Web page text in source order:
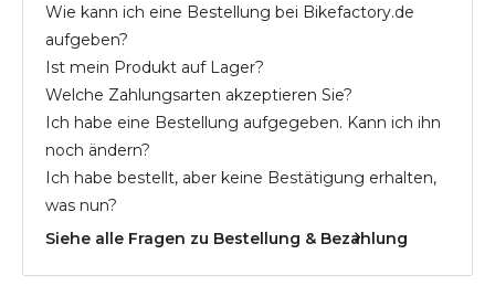
Wie kann ich eine Bestellung bei Bikefactory.de
aufgeben?
Ist mein Produkt auf Lager?
Welche Zahlungsarten akzeptieren Sie?
Ich habe eine Bestellung aufgegeben. Kann ich ihn
noch ändern?
Ich habe bestellt, aber keine Bestätigung erhalten,
was nun?
Siehe alle Fragen zu Bestellung & Bezahlung